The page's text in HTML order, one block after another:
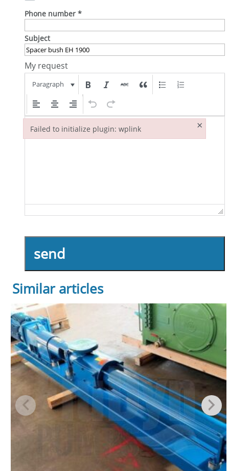
Phone number *
Subject
My request
Paragraph
send
Similar articles
Failed to initialize plugin: wplink ×
Failed to initialize plugin: wplink